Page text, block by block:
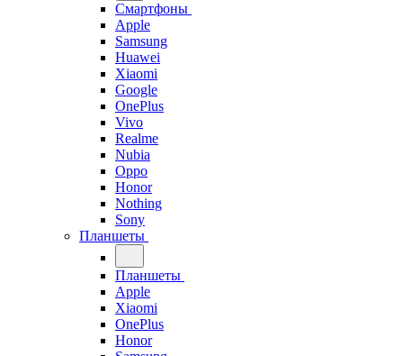
Смартфоны
Apple
Samsung
Huawei
Xiaomi
Google
OnePlus
Vivo
Realme
Nubia
Oppo
Honor
Nothing
Sony
Планшеты
Планшеты
Apple
Xiaomi
OnePlus
Honor